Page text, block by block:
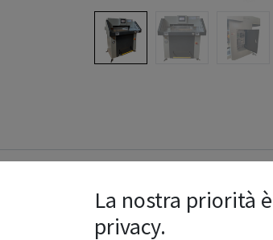
Specifications
La nostra priorità
privacy.